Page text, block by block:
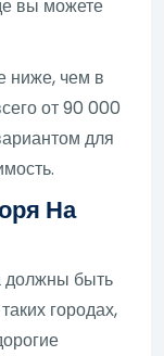
вы можете
ниже, чем в
от 90 000
для
На
должны быть
городах,